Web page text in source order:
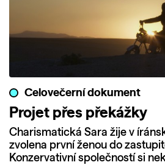
Celovečerní dokument
Projet přes překážky
Charismatická Sara žije v
zvolena první ženou do
Konzervativní společností si